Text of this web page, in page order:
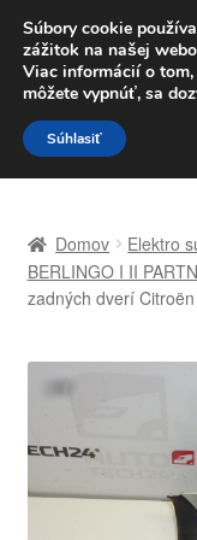
DOPRAVA od
Po–Pi
Preskočiť
na
navigáciu
Preskočiť
na
obsah
Celosvetová
Kontakt
Košík
Domov Elektro
BERLINGO I II
zadných dverí
Súbory cookie
zážitok na našej
Viac informácií o
môžete vypnúť, sa
Súhlasiť